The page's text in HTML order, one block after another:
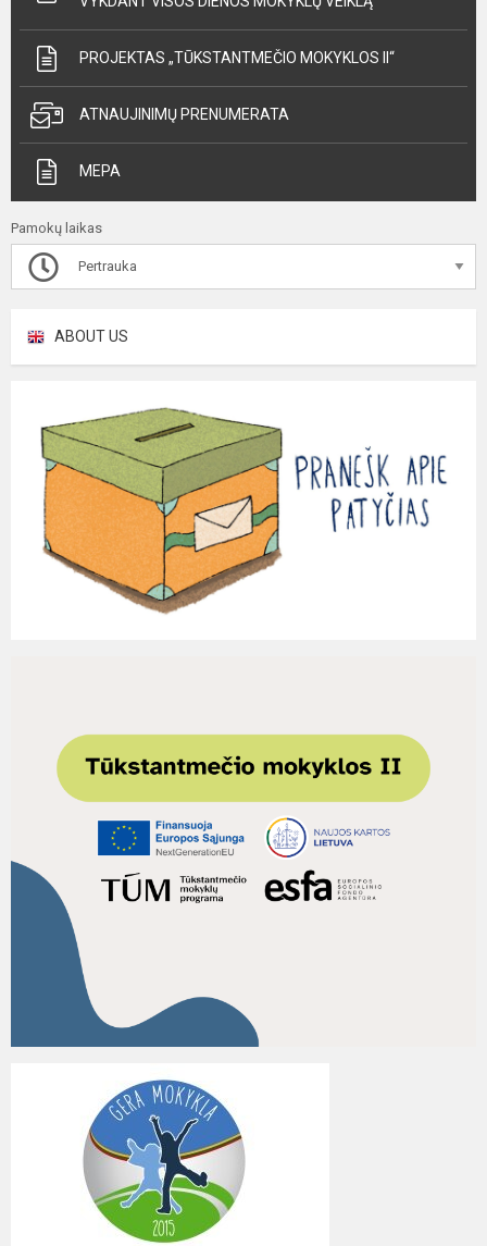
PROJEKTAS „TŪKSTANTMEČIO MOKYKLOS II“
ATNAUJINIMŲ PRENUMERATA
MEPA
Pamokų laikas
Pertrauka
ABOUT US